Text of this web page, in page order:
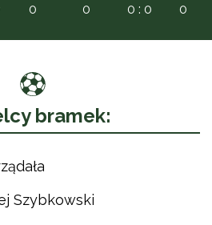
0 0 0 : 0 0
bramek:
Szybkowski